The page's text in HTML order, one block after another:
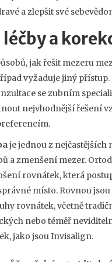
a zlepšit své
a
jak řešit mezeru
vyžaduje jiný
se zubním
nejvhodnější řešení
je jednou z nejčastějších
a zmenšení mezer.
rovnátek, která
místo. Rovnou jsou
rovnátek, včetně
nebo téměř
jako jsou Invisalign.